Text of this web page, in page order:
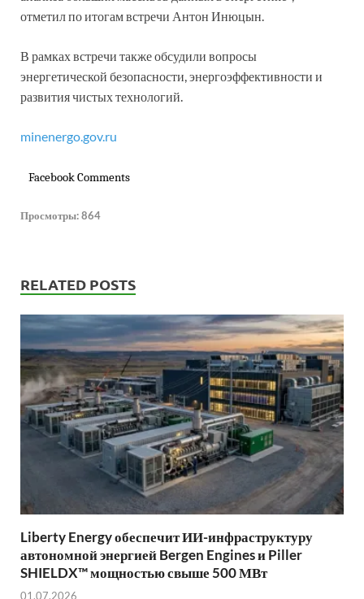
отметил по итогам встречи Антон Инюцын.
В рамках встречи также обсудили вопросы
энергетической безопасности, энергоэффективности и
развития чистых технологий.
minenergo.gov.ru
Facebook Comments
Просмотры:864
RELATED POSTS
Liberty Energy обеспечит ИИ-инфраструктуру
автономной энергией Bergen Engines и Piller
SHIELDX™ мощностью свыше 500 МВт
01.07.2026